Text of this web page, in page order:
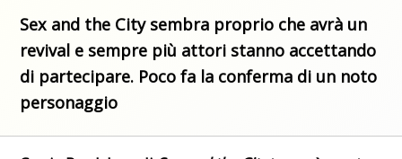
Sex and the City sembra proprio che avrà un
revival e sempre più attori stanno accettando
di partecipare. Poco fa la conferma di un noto
personaggio